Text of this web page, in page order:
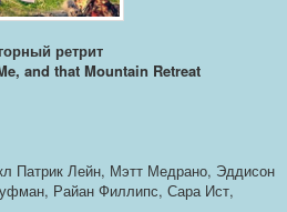
ретрит
and that Mountain Retreat
Патрик Лейн, Мэтт Медрано, Эддисон
Райан Филлипс, Сара Ист,